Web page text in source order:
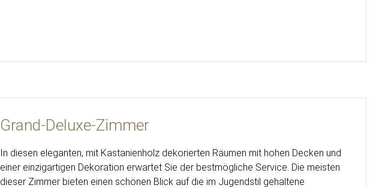
Grand-Deluxe-Zimmer
In diesen eleganten, mit Kastanienholz dekorierten Räumen mit hohen Decken und
einer einzigartigen Dekoration erwartet Sie der bestmögliche Service. Die meisten
dieser Zimmer bieten einen schönen Blick auf die im Jugendstil gehaltene